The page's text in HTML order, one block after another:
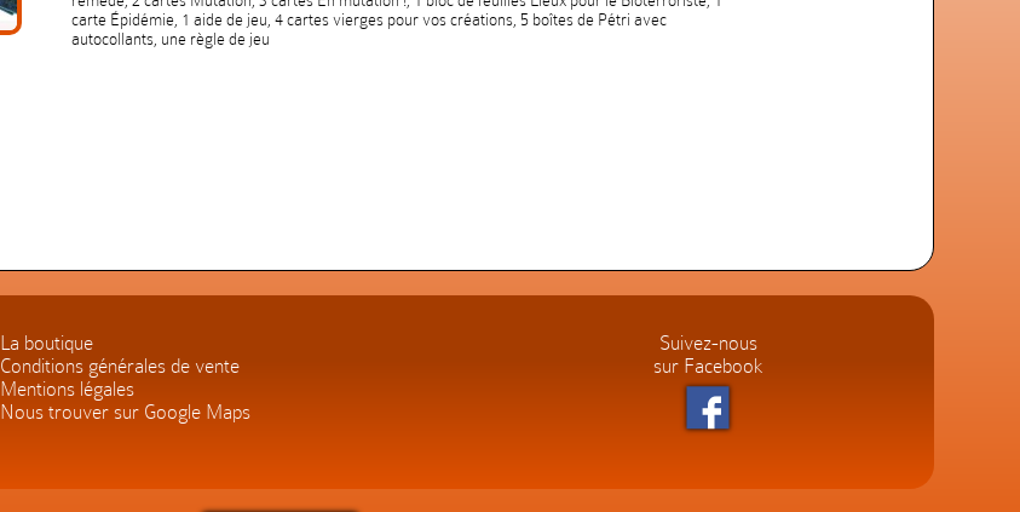
carte Épidémie, 1 aide de jeu, 4 cartes vierges pour vos créations, 5 boîtes de Pétri avec
autocollants, une règle de jeu
La boutique
Conditions générales de vente
Mentions légales
Nous trouver sur Google Maps
Suivez-nous
sur Facebook